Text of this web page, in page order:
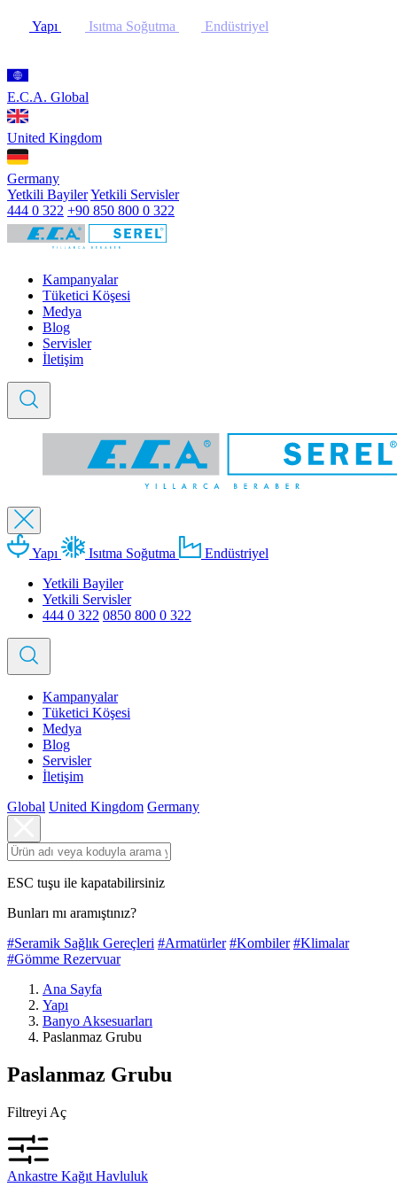
Yapı Isıtma Soğutma Endüstriyel
E.C.A. Global
United Kingdom
Germany
Yetkili BayilerYetkili Servisler
444 0 322 +90 850 800 0 322
Kampanyalar
Tüketici Köşesi
Medya
Blog
Servisler
İletişim
Yapı Isıtma Soğutma
Endüstriyel
Yetkili Bayiler
Yetkili Servisler
444 0 322 0850 800 0 322
Kampanyalar
Tüketici Köşesi
Medya
Blog
Servisler
İletişim
Global United Kingdom Germany
ESC tuşu ile kapatabilirsiniz
Bunları mı aramıştınız?
#Seramik Sağlık Gereçleri #Armatürler #Kombiler #Klimalar
#Gömme Rezervuar
Ana Sayfa
Yapı
Banyo Aksesuarları
Paslanmaz Grubu
Paslanmaz Grubu
Filtreyi Aç
Ankastre Kağıt Havluluk